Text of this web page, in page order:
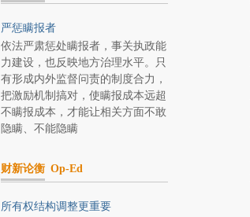
严惩瞒报者
依法严肃惩处瞒报者，事关执政能
力建设，也反映地方治理水平。只
有形成内外监督问责的制度合力，
把激励机制搞对，使瞒报成本远超
不瞒报成本，才能让相关方面不敢
隐瞒、不能隐瞒
财新论衡 Op-Ed
所有权结构调整更重要